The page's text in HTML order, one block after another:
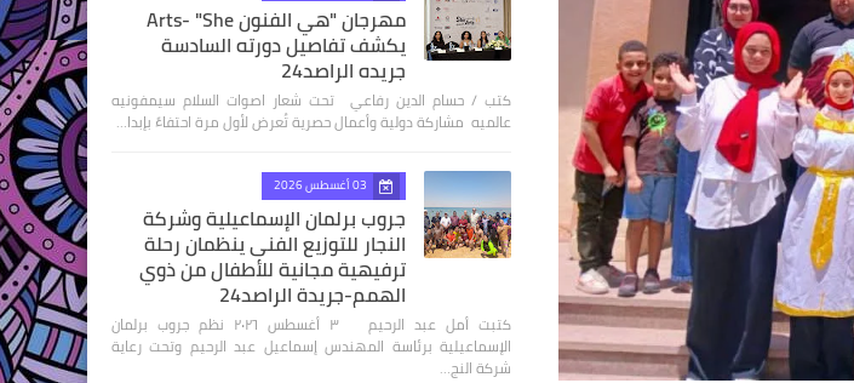
مهرجان "هي الفنون Arts- "She
يكشف تفاصيل دورته السادسة
جريده الراصد24
كتب / حسام الدين رفاعي تحت شعار اصوات السلام سيمفونيه
عالميه مشاركة دولية وأعمال حصرية تُعرض لأول مرة احتفاءً بإبدا…
03 أغسطس 2026
جروب برلمان الإسماعيلية وشركة
النجار للتوزيع الفنى ينظمان رحلة
ترفيهية مجانية للأطفال من ذوي
الهمم-جريدة الراصد24
كتبت أمل عبد الرحيم ٣ أغسطس ٢٠٢٦ نظم جروب برلمان
الإسماعيلية برئاسة المهندس إسماعيل عبد الرحيم وتحت رعاية
شركة النج…